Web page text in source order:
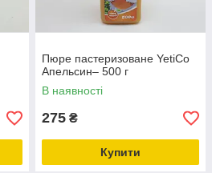
Пюре пастеризоване YetiCo
Апельсин– 500 г
В наявності
275 ₴
Купити